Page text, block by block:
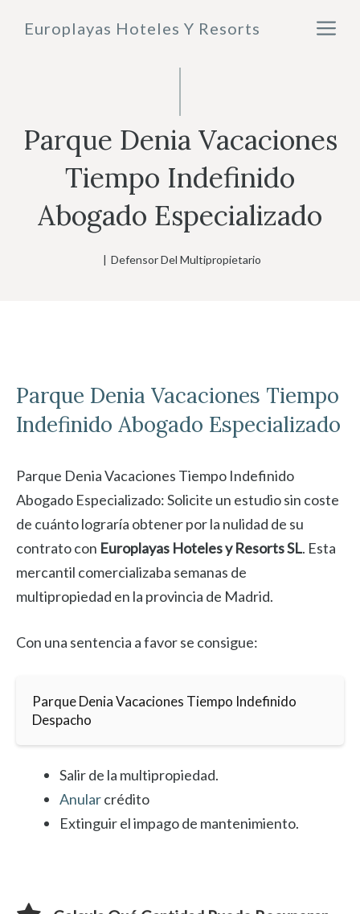
Europlayas Hoteles Y Resorts
Parque Denia Vacaciones
Tiempo Indefinido
Abogado Especializado
| Defensor Del Multipropietario
Parque Denia Vacaciones Tiempo
Indefinido Abogado Especializado
Parque Denia Vacaciones Tiempo Indefinido
Abogado Especializado: Solicite un estudio sin coste
de cuánto lograría obtener por la nulidad de su
contrato con Europlayas Hoteles y Resorts SL. Esta
mercantil comercializaba semanas de
multipropiedad en la provincia de Madrid.
Con una sentencia a favor se consigue:
Parque Denia Vacaciones Tiempo Indefinido
Despacho
Salir de la multipropiedad.
Anularcrédito
Extinguir el impago de mantenimiento.